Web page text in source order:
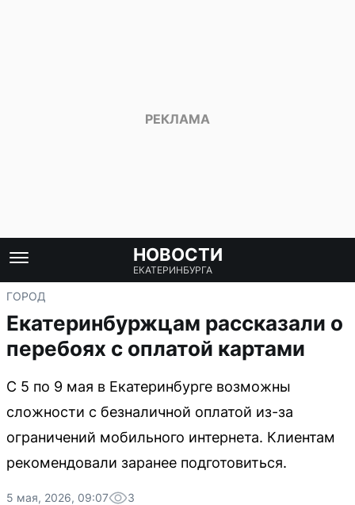
НОВОСТИ
ЕКАТЕРИНБУРГА
ГОРОД
Екатеринбуржцам рассказали о
перебоях с оплатой картами
С 5 по 9 мая в Екатеринбурге возможны
сложности с безналичной оплатой из-за
ограничений мобильного интернета. Клиентам
рекомендовали заранее подготовиться.
5 мая, 2026, 09:07 3